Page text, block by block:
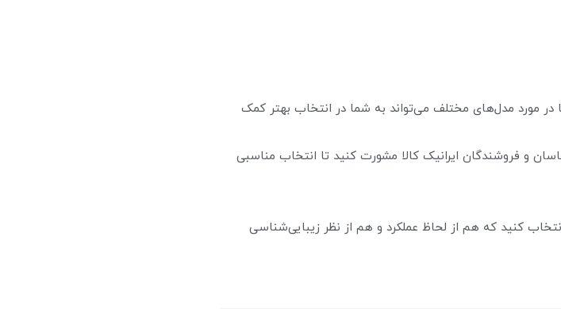
در مورد مدل‌های مختلف می‌تواند به شما در انتخاب بهتر کمک
و فروشندگان ایرانیک کالا مشورت کنید تا انتخاب مناسبی
کنید که هم از لحاظ عملکرد و هم از نظر زیبایی‌شناسی